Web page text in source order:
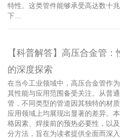
特性。这类管件能够承受高达数十
下…
【科普解答】高压合金管
的深度探索
在当今工业领域中，高压合金管作
其性能与应用范围备受关注。从普
管，不同类型的管道因其独特的材
应用领域上均展现出显著的差异。
格因素、焊接前的预热必要性，以
分方法，旨在为读者提供全面而深